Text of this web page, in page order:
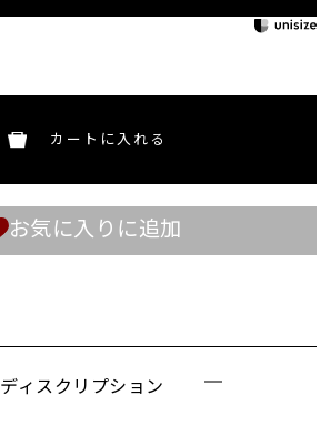
カートに入れる
お気に入りに追加
ディスクリプション